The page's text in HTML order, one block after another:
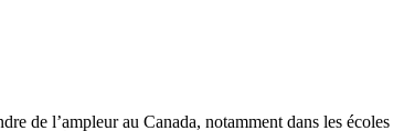
de l’ampleur au Canada, notamment dans les écoles